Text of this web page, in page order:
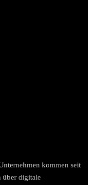
kommen seit
über digitale